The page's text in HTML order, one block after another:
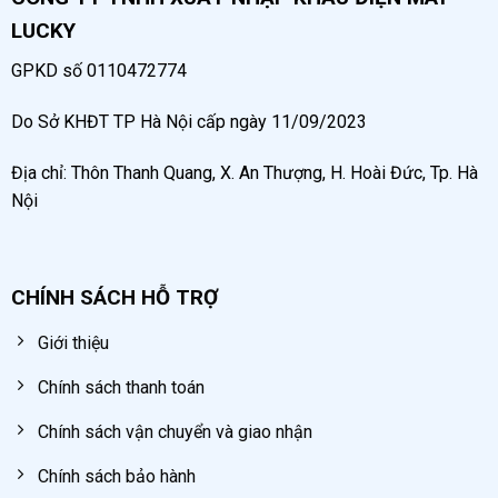
Trong phun sơn, bắn cát:
súng phun sơn, máy bắn cát quy mô từ 3 – 4
Máy bơm hơi Puma 7.5HP 2 cấp được sử dụng trong
các gara ô tô, xưởng mộc
LUCKY
GPKD số 0110472774
Do Sở KHĐT TP Hà Nội cấp ngày 11/09/2023
Địa chỉ: Thôn Thanh Quang, X. An Thượng, H. Hoài Đức, Tp. Hà
Nội
CHÍNH SÁCH HỖ TRỢ
Giới thiệu
Chính sách thanh toán
Chính sách vận chuyển và giao nhận
Chính sách bảo hành